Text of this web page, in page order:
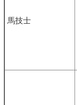
馬技士